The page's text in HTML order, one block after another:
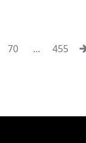
70 ... 455